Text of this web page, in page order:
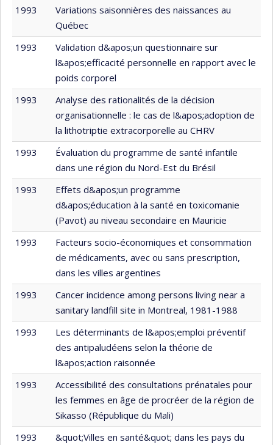
1993
Variations saisonnières des naissances au
Québec
1993
Validation d&apos;un questionnaire sur
l&apos;efficacité personnelle en rapport avec le
poids corporel
1993
Analyse des rationalités de la décision
organisationnelle : le cas de l&apos;adoption de
la lithotriptie extracorporelle au CHRV
1993
Évaluation du programme de santé infantile
dans une région du Nord-Est du Brésil
1993
Effets d&apos;un programme
d&apos;éducation à la santé en toxicomanie
(Pavot) au niveau secondaire en Mauricie
1993
Facteurs socio-économiques et consommation
de médicaments, avec ou sans prescription,
dans les villes argentines
1993
Cancer incidence among persons living near a
sanitary landfill site in Montreal, 1981-1988
1993
Les déterminants de l&apos;emploi préventif
des antipaludéens selon la théorie de
l&apos;action raisonnée
1993
Accessibilité des consultations prénatales pour
les femmes en âge de procréer de la région de
Sikasso (République du Mali)
1993
&quot;Villes en santé&quot; dans les pays du